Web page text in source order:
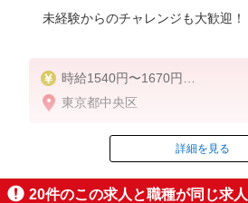
未経験からのチャレンジも大歓迎！
時給1540円〜1670円
※スキルや経験により時給が異な
東京都中央区
詳細を見る
20件のこの求人と職種が同じ求人